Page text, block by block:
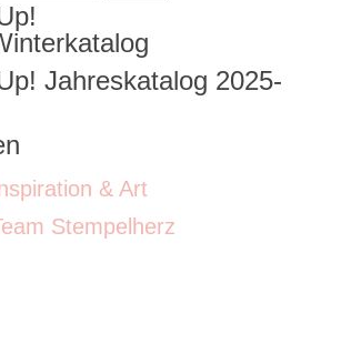
Jahreskatalog 2025-
& Art
Stempelherz